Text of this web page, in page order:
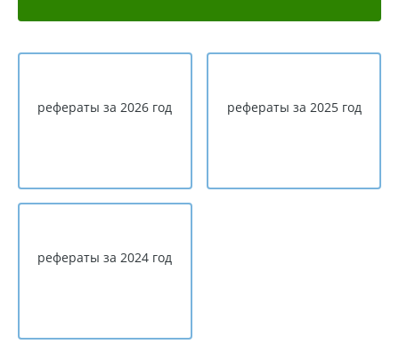
рефераты за 2026 год рефераты за 2025 год
рефераты за 2024 год